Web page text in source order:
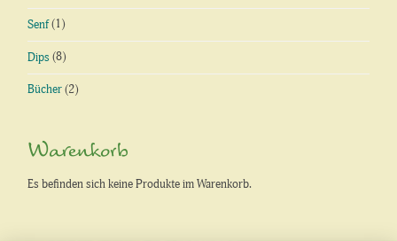
Senf(1)
Dips (8)
Bücher (2)
Warenkorb
Es befinden sich keine Produkte im Warenkorb.